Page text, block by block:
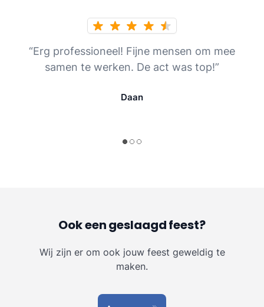
“Erg professioneel! Fijne mensen om mee
samen te werken. De act was top!”
Daan
Ook een geslaagd feest?
Wij zijn er om ook jouw feest geweldig te
maken.